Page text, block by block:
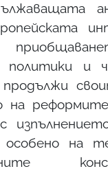
политики и
на
особено на